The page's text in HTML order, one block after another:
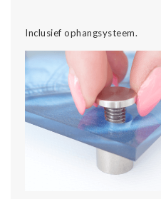
Inclusief ophangsysteem.